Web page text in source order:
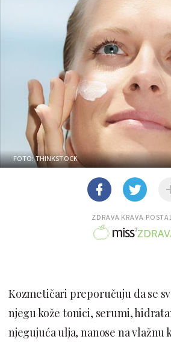
FOTO: THINKSTOCK
ZDRAVA KRAVA
Kozmetičari preporučuju da se
njegu kože tonici, serumi,
njegujuća ulja, nanose na vlažnu